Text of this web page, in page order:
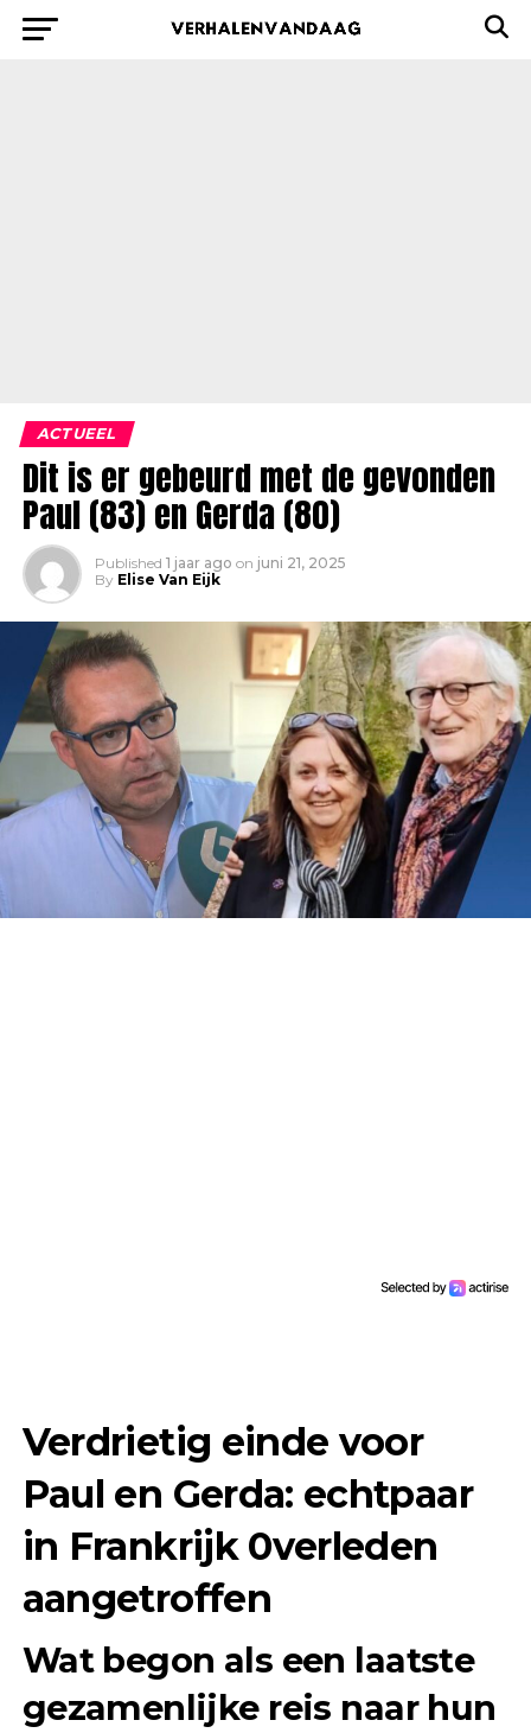
ACTUEEL
Dit is er gebeurd met de gevonden
Paul (83) en Gerda (80)
Published 1 jaar ago on juni 21, 2025
By Elise Van Eijk
Verdrietig einde voor
Paul en Gerda: echtpaar
in Frankrijk 0verleden
aangetroffen
Wat begon als een laatste
gezamenlijke reis naar hun